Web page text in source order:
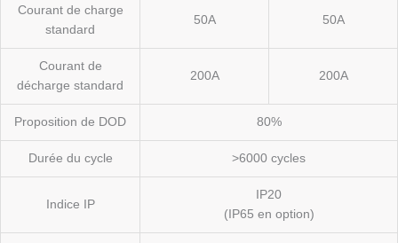
Courant de charge
standard
50A 50A
Courant de
décharge standard
200A 200A
Proposition de DOD 80%
Durée du cycle >6000 cycles
Indice IP
IP20
(IP65 en option)